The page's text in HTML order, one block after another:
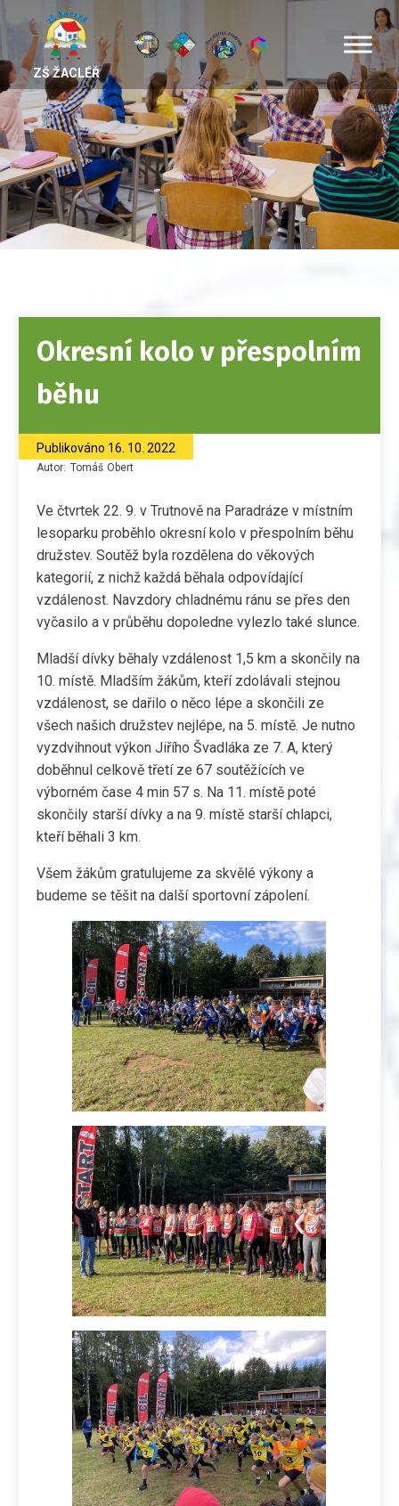
ZŠ ŽACLÉŘ
Okresní kolo v přespolním
běhu
Publikováno 16. 10. 2022
Autor: Tomáš Obert
Ve čtvrtek 22. 9. v Trutnově na Paradráze v místním
lesoparku proběhlo okresní kolo v přespolním běhu
družstev. Soutěž byla rozdělena do věkových
kategorií, z nichž každá běhala odpovídající
vzdálenost. Navzdory chladnému ránu se přes den
vyčasilo a v průběhu dopoledne vylezlo také slunce.
Mladší dívky běhaly vzdálenost 1,5 km a skončily na
10. místě. Mladším žákům, kteří zdolávali stejnou
vzdálenost, se dařilo o něco lépe a skončili ze
všech našich družstev nejlépe, na 5. místě. Je nutno
vyzdvihnout výkon Jiřího Švadláka ze 7. A, který
doběhnul celkově třetí ze 67 soutěžících ve
výborném čase 4 min 57 s. Na 11. místě poté
skončily starší dívky a na 9. místě starší chlapci,
kteří běhali 3 km.
Všem žákům gratulujeme za skvělé výkony a
budeme se těšit na další sportovní zápolení.